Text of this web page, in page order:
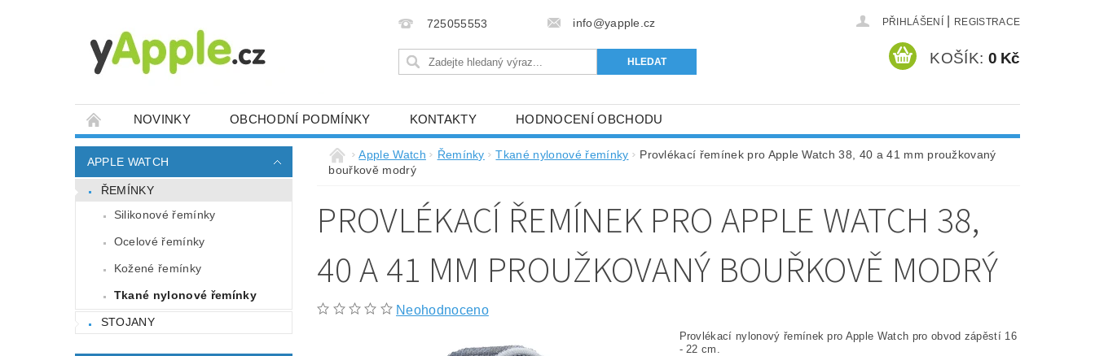
725055553 info@yapple.cz PŘIHLÁŠENÍ REGISTRACE
KOŠÍK: 0 Kč
NOVINKY OBCHODNÍ PODMÍNKY KONTAKTY HODNOCENÍ OBCHODU
APPLE WATCH
ŘEMÍNKY
Silikonové řemínky
Ocelové řemínky
Kožené řemínky
Tkané nylonové řemínky
STOJANY
Apple Watch Řemínky Tkané nylonové řemínky
Provlékací řemínek pro Apple Watch 38, 40 a 41 mm proužkovaný
bouřkově modrý
PROVLÉKACÍ ŘEMÍNEK PRO APPLE WATCH 38,
40 A 41 MM PROUŽKOVANÝ BOUŘKOVĚ MODRÝ
Neohodnoceno
Provlékací nylonový řemínek pro Apple Watch pro obvod zápěstí 16
- 22 cm.